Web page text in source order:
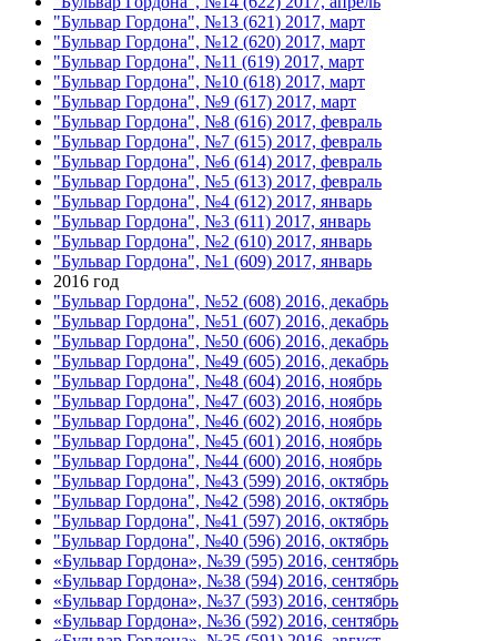
"Бульвар Гордона", №13 (621) 2017, март
"Бульвар Гордона", №12 (620) 2017, март
"Бульвар Гордона", №11 (619) 2017, март
"Бульвар Гордона", №10 (618) 2017, март
"Бульвар Гордона", №9 (617) 2017, март
"Бульвар Гордона", №8 (616) 2017, февраль
"Бульвар Гордона", №7 (615) 2017, февраль
"Бульвар Гордона", №6 (614) 2017, февраль
"Бульвар Гордона", №5 (613) 2017, февраль
"Бульвар Гордона", №4 (612) 2017, январь
"Бульвар Гордона", №3 (611) 2017, январь
"Бульвар Гордона", №2 (610) 2017, январь
"Бульвар Гордона", №1 (609) 2017, январь
2016 год
"Бульвар Гордона", №52 (608) 2016, декабрь
"Бульвар Гордона", №51 (607) 2016, декабрь
"Бульвар Гордона", №50 (606) 2016, декабрь
"Бульвар Гордона", №49 (605) 2016, декабрь
"Бульвар Гордона", №48 (604) 2016, ноябрь
"Бульвар Гордона", №47 (603) 2016, ноябрь
"Бульвар Гордона", №46 (602) 2016, ноябрь
"Бульвар Гордона", №45 (601) 2016, ноябрь
"Бульвар Гордона", №44 (600) 2016, ноябрь
"Бульвар Гордона", №43 (599) 2016, октябрь
"Бульвар Гордона", №42 (598) 2016, октябрь
"Бульвар Гордона", №41 (597) 2016, октябрь
"Бульвар Гордона", №40 (596) 2016, октябрь
«Бульвар Гордона», №39 (595) 2016, сентябрь
«Бульвар Гордона», №38 (594) 2016, сентябрь
«Бульвар Гордона», №37 (593) 2016, сентябрь
«Бульвар Гордона», №36 (592) 2016, сентябрь